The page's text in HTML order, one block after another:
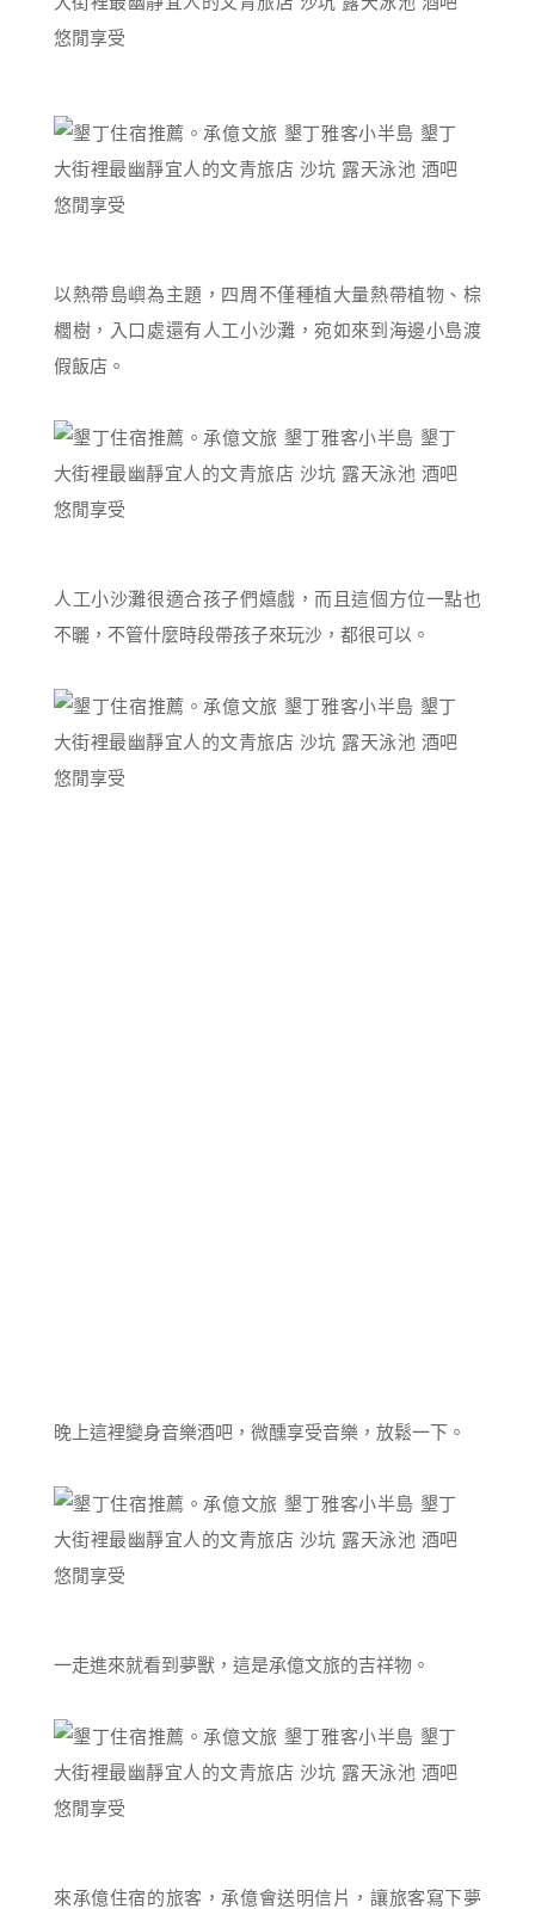
以熱帶島嶼為主題，四周不僅種植大量熱帶植物、棕
櫚樹，入口處還有人工小沙灘，宛如來到海邊小島渡
假飯店。
人工小沙灘很適合孩子們嬉戲，而且這個方位一點也
不曬，不管什麼時段帶孩子來玩沙，都很可以。
晚上這裡變身音樂酒吧，微醺享受音樂，放鬆一下。
一走進來就看到夢獸，這是承億文旅的吉祥物。
來承億住宿的旅客，承億會送明信片，讓旅客寫下夢